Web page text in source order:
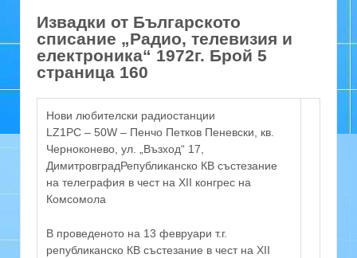
Извадки от Българското
списание „Радио, телевизия и
електроника“ 1972г. Брой 5
страница 160
Нови любителски радиостанции
LZ1PC – 50W – Пенчо Петков Пеневски, кв.
Черноконево, ул. „Възход“ 17,
ДимитровградРепубликанско КВ състезание
на телеграфия в чест на ХII конгрес на
Комсомола
В проведеното на 13 февруари т.г.
републиканско КВ състезание в чест на XII